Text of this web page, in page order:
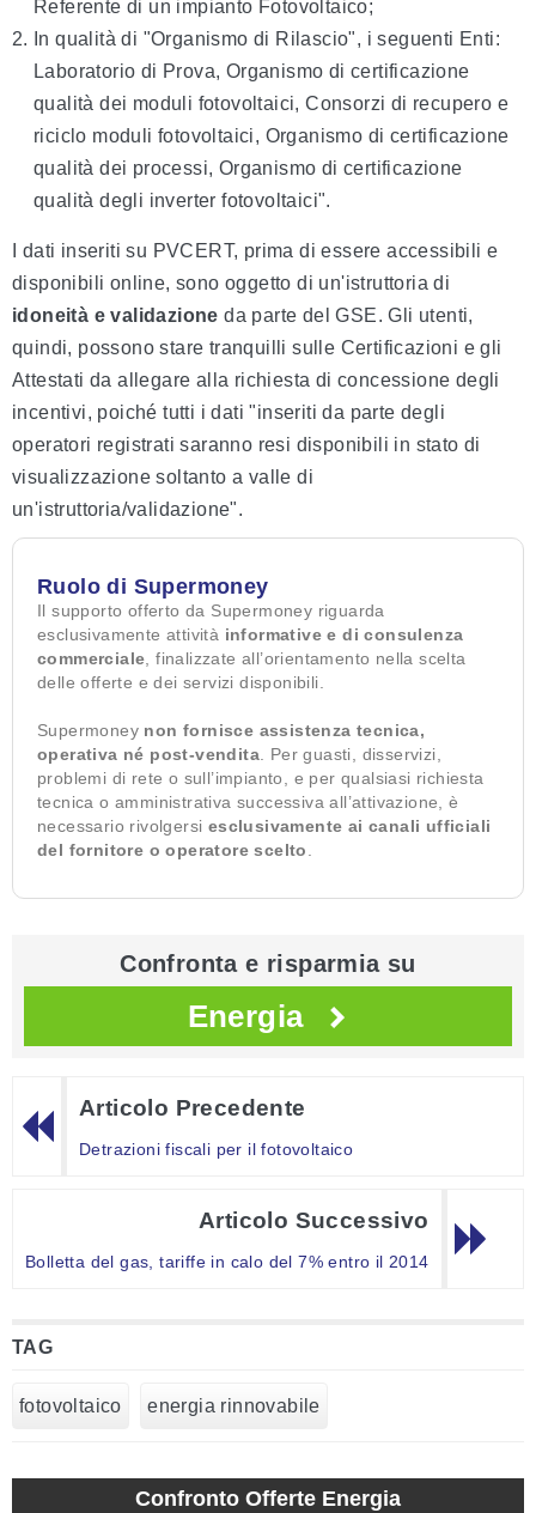
Referente di un impianto Fotovoltaico;
In qualità di "Organismo di Rilascio", i seguenti Enti:
Laboratorio di Prova, Organismo di certificazione
qualità dei moduli fotovoltaici, Consorzi di recupero e
riciclo moduli fotovoltaici, Organismo di certificazione
qualità dei processi, Organismo di certificazione
qualità degli inverter fotovoltaici".
I dati inseriti su PVCERT, prima di essere accessibili e
disponibili online, sono oggetto di un'istruttoria di
idoneità e validazione da parte del GSE. Gli utenti,
quindi, possono stare tranquilli sulle Certificazioni e gli
Attestati da allegare alla richiesta di concessione degli
incentivi, poiché tutti i dati "inseriti da parte degli
operatori registrati saranno resi disponibili in stato di
visualizzazione soltanto a valle di
un'istruttoria/validazione".
Ruolo di Supermoney
Il supporto offerto da Supermoney riguarda
esclusivamente attività informative e di consulenza
commerciale , finalizzate all’orientamento nella scelta
delle offerte e dei servizi disponibili.
Supermoney non fornisce assistenza tecnica,
operativa né post-vendita . Per guasti, disservizi,
problemi di rete o sull’impianto, e per qualsiasi richiesta
tecnica o amministrativa successiva all’attivazione, è
necessario rivolgersi esclusivamente ai canali ufficiali
del fornitore o operatore scelto
Confronta e risparmia su
Energia
Articolo Precedente
Detrazioni fiscali per il fotovoltaico
Articolo Successivo
Bolletta del gas, tariffe in calo del 7% entro il 2014
TAG
fotovoltaico energia rinnovabile
Confronto Offerte Energia